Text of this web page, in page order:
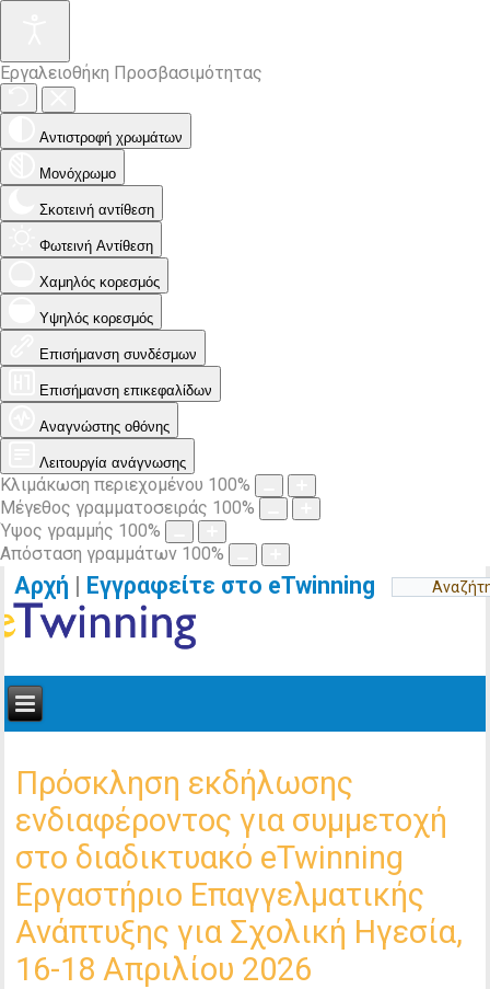
Εργαλειοθήκη Προσβασιμότητας
Αντιστροφή χρωμάτων
Μονόχρωμο
Σκοτεινή αντίθεση
Φωτεινή Αντίθεση
Χαμηλός κορεσμός
Υψηλός κορεσμός
Επισήμανση συνδέσμων
Επισήμανση επικεφαλίδων
Αναγνώστης οθόνης
Λειτουργία ανάγνωσης
Κλιμάκωση περιεχομένου 100%
Μέγεθος γραμματοσειράς 100%
Ύψος γραμμής 100%
Απόσταση γραμμάτων 100%
Αρχή | Εγγραφείτε στο eTwinning
Πρόσκληση εκδήλωσης
ενδιαφέροντος για συμμετοχή
στο διαδικτυακό eTwinning
Εργαστήριο Επαγγελματικής
Ανάπτυξης για Σχολική Ηγεσία,
16-18 Απριλίου 2026